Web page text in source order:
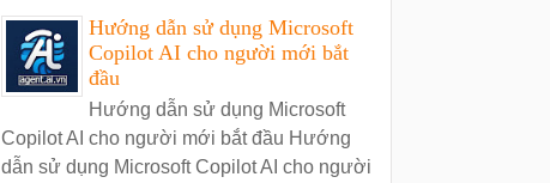
Hướng dẫn sử dụng Microsoft
Copilot AI cho người mới bắt
đầu
Hướng dẫn sử dụng Microsoft
Copilot AI cho người mới bắt đầu Hướng
dẫn sử dụng Microsoft Copilot AI cho người